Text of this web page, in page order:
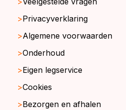
Privacyverklaring
Algemene voorwaarden
Onderhoud
Eigen legservice
Cookies
Bezorgen en afhalen